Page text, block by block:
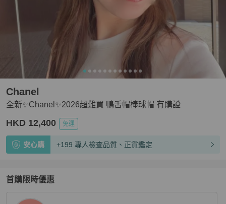
全新✨Chanel✨2026超難買 鴨舌帽棒球帽 有購證
Chanel
HKD 12,400 免運
安心購 +199 專人檢查品質、正貨鑑定
首購限時優惠